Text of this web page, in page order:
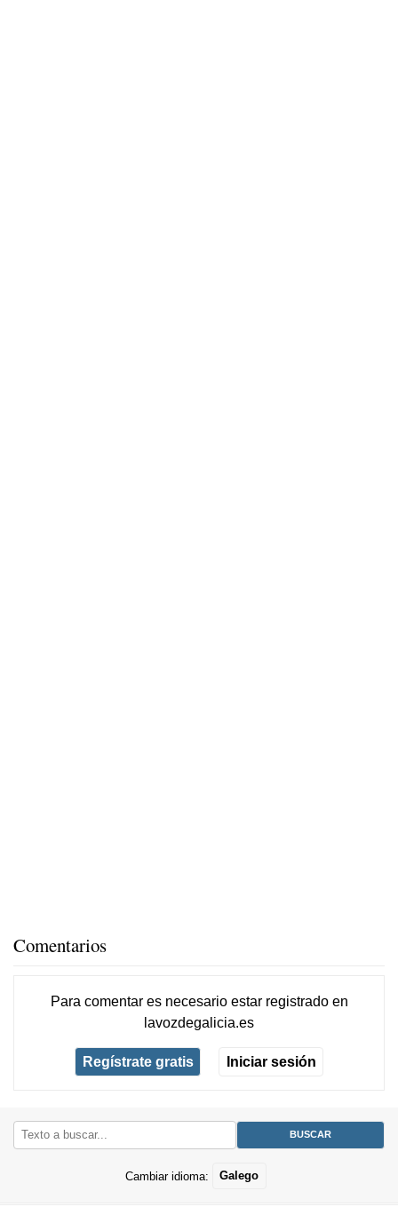
Comentarios
Para comentar es necesario estar registradoen
lavozdegalicia.es
Regístrate gratis Iniciar sesión
Cambiar idioma: Galego